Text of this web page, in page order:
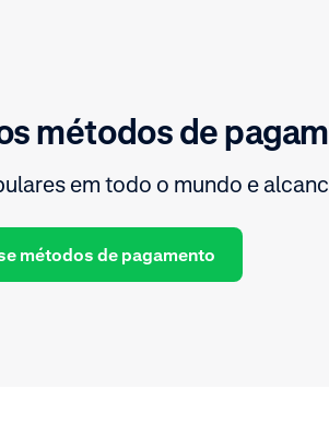
métodos de
em todo o mundo e
métodos de pagamento